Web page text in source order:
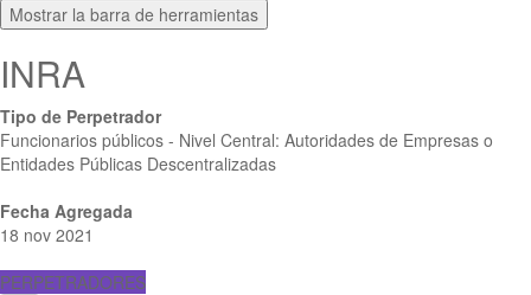
Mostrar la barra de herramientas
INRA
Tipo de Perpetrador
Funcionarios públicos - Nivel Central: Autoridades de Empresas o
Entidades Públicas Descentralizadas
Fecha Agregada
18 nov 2021
PERPETRADORES